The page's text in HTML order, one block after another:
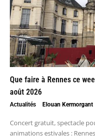
Que faire à Rennes ce
août 2026
Actualités Elouan Kermorgant
Concert gratuit, spectacle
animations estivales :